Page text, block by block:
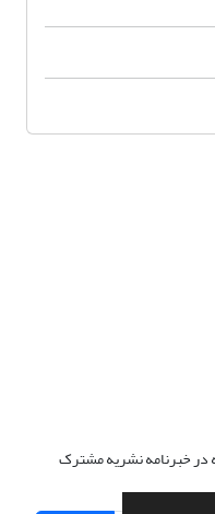
در خبرنامه نشریه مشترک